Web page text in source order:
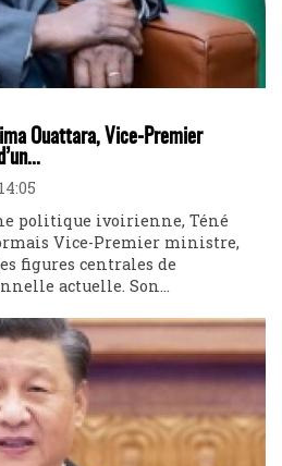
Ouattara, Vice-Premier
politique ivoirienne, Téné
Vice-Premier ministre,
figures centrales de
actuelle. Son...